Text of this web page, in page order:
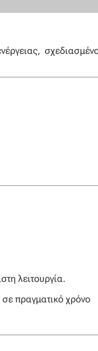
λειτουργία.
πραγματικό χρόνο